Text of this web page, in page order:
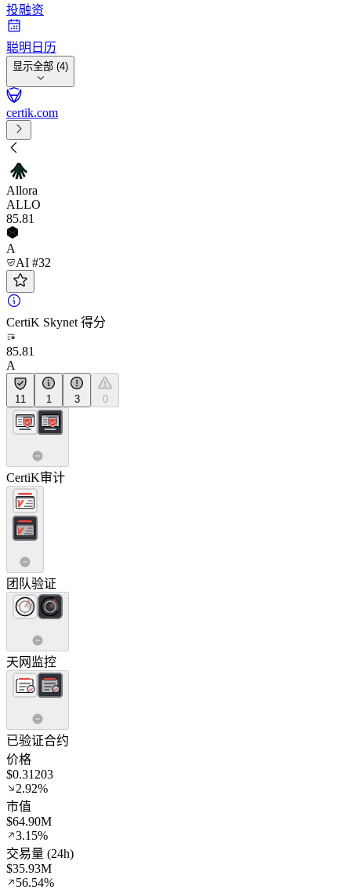
投融资
聪明日历
显示全部 (4)
certik.com
Allora
ALLO
85.81
A
AI #32
CertiK Skynet 得分
85.81
A
11 1 3 0
CertiK审计
团队验证
天网监控
已验证合约
价格
$0.31203
2.92%
市值
$64.90M
3.15%
交易量 (24h)
$35.93M
56.54%